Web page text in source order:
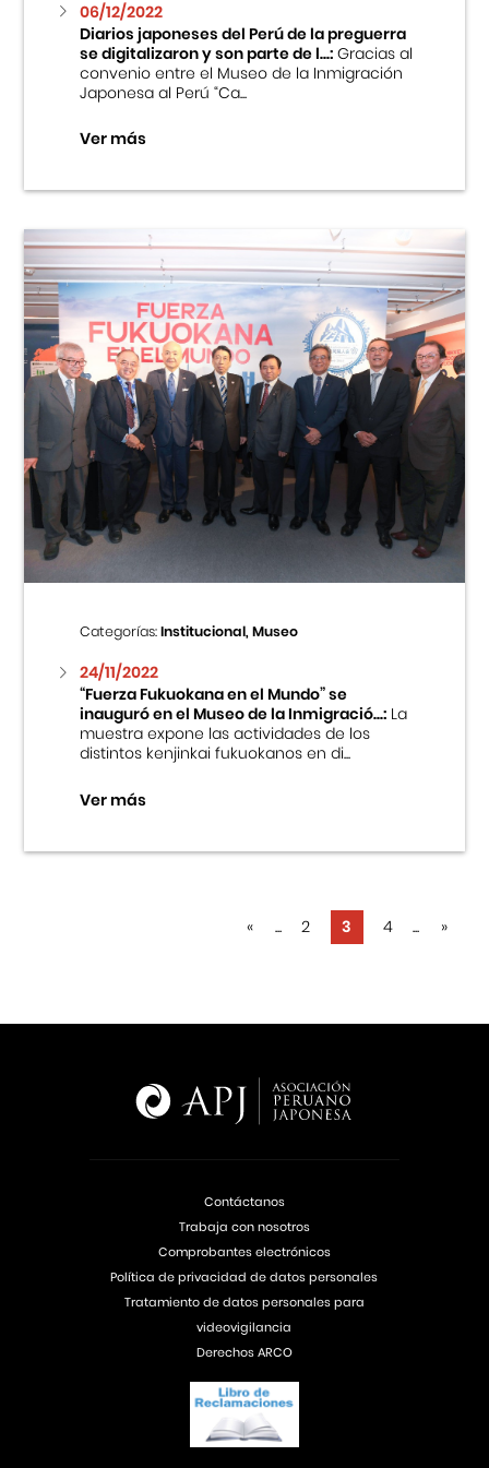
06/12/2022
Diarios japoneses del Perú de la preguerra
se digitalizaron y son parte de l...:Gracias al
convenio entre el Museo de la Inmigración
Japonesa al Perú “Ca...
Ver más
Categorías:Institucional, Museo
24/11/2022
“Fuerza Fukuokana en el Mundo” se
inauguró en el Museo de la Inmigració...:La
muestra expone las actividades de los
distintos kenjinkai fukuokanos en di...
Ver más
« ... 2 3 4 ... »
Contáctanos
Trabaja con nosotros
Comprobantes electrónicos
Política de privacidad de datos personales
Tratamiento de datos personales para
videovigilancia
Derechos ARCO